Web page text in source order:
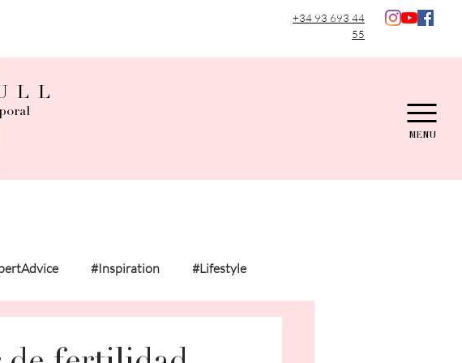
MENU
+34 93 693 44
55
#Inspiration #Lifestyle